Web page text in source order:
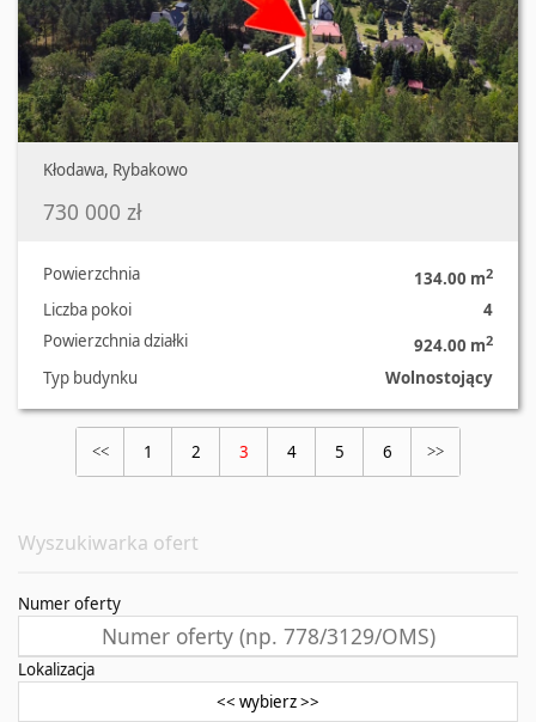
Kłodawa, Rybakowo
730 000 zł
Powierzchnia 134.00 m2
Liczba pokoi
4
Powierzchnia działki
924.00 m2
Typ budynku Wolnostojący
<< 1 2 3 4 5 6 >>
Wyszukiwarka ofert
Numer oferty
Lokalizacja
<< wybierz >>